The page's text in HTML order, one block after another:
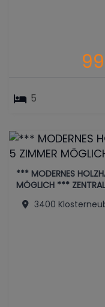
5
*** MODERNES
MÖGLICH ***
3400